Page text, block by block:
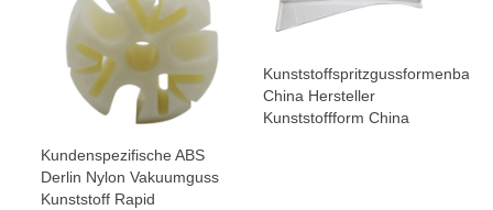
Kundenspezifische ABS
Derlin Nylon Vakuumguss
Kunststoff Rapid
Kunststoffspritzgussformenbau
China Hersteller
Kunststoffform China